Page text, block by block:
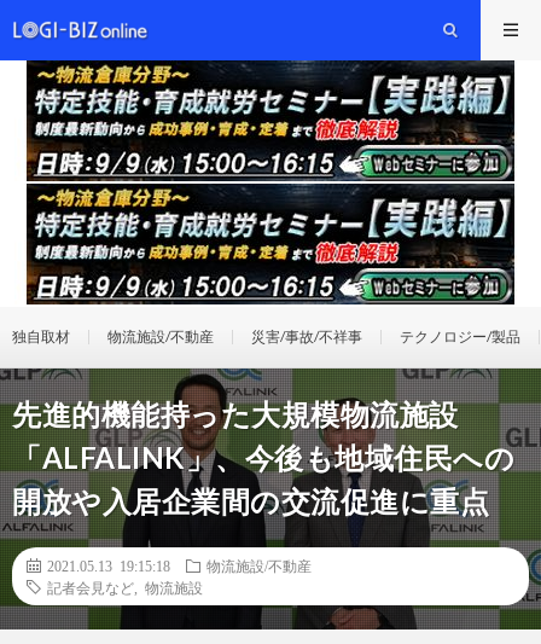
独自取材 物流施設/不動産 災害/事故/不祥事 テクノロジー/製品
先進的機能持った大規模物流施設
「ALFALINK」、今後も地域住民への
開放や入居企業間の交流促進に重点
2021.05.13 19:15:18
物流施設/不動産
記者会見など
物流施設